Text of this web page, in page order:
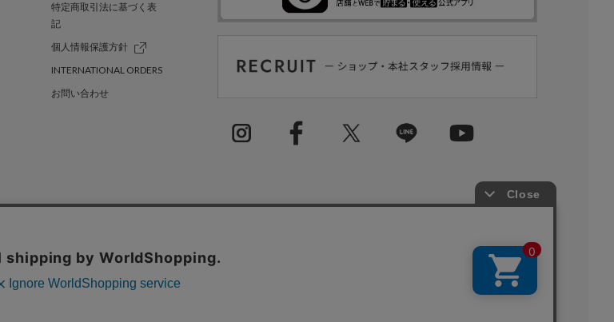
特定商取引法に基づく表
記
個人情報保護方針
INTERNATIONAL ORDERS
お問い合わせ
採用情報